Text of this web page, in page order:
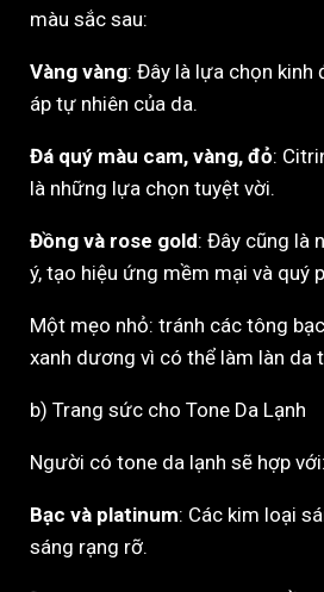
màu sắc sau:
Vàng vàng: Đây là lựa chọn kinh
áp tự nhiên của da.
Đá quý màu cam, vàng, đỏ:
là những lựa chọn tuyệt vời.
Đồng và rose gold: Đây cũng là
ý, tạo hiệu ứng mềm mại và quý
Một mẹo nhỏ: tránh các tông
xanh dương vì có thể làm làn da
b) Trang sức cho Tone Da Lạnh
Người có tone da lạnh sẽ hợp với:
Bạc và platinum: Các kim loại
sáng rạng rỡ.